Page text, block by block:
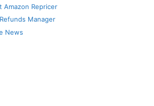
Amazon Repricer
Manager
News